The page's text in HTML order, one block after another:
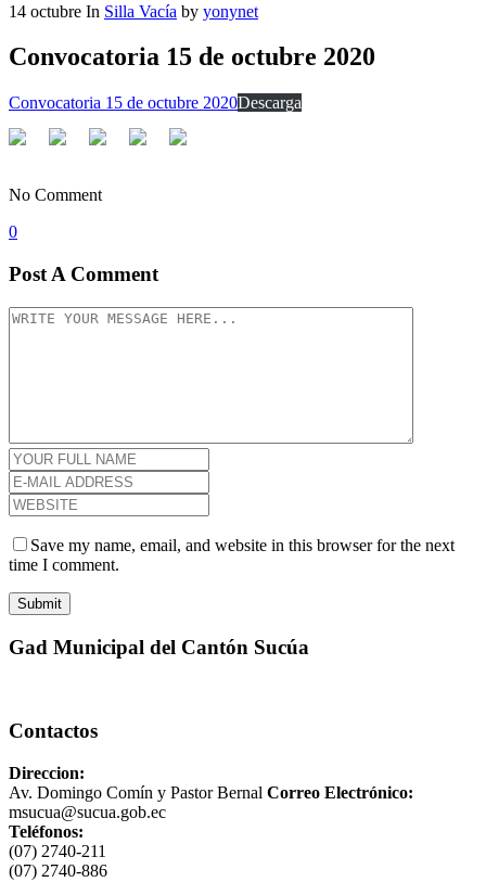
14 octubre In Silla Vacía by yonynet
Convocatoria 15 de octubre 2020
Convocatoria 15 de octubre 2020Descarga
No Comment
0
Post A Comment
Save my name, email, and website in this browser for the next
time I comment.
Gad Municipal del Cantón Sucúa
Contactos
Direccion:
Av. Domingo Comín y Pastor Bernal Correo Electrónico:
msucua@sucua.gob.ec
Teléfonos:
(07) 2740-211
(07) 2740-886